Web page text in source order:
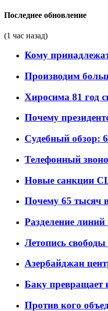
Последнее обновление
(1 час назад)
Кому принадлежат
Производим
Хиросима 81 год
Почему
Судебный обзор:
Телефонный
Новые санкции
Почему 65 тысяч
Разделение
Летопись
Азербайджан
Баку превращает
Против кого